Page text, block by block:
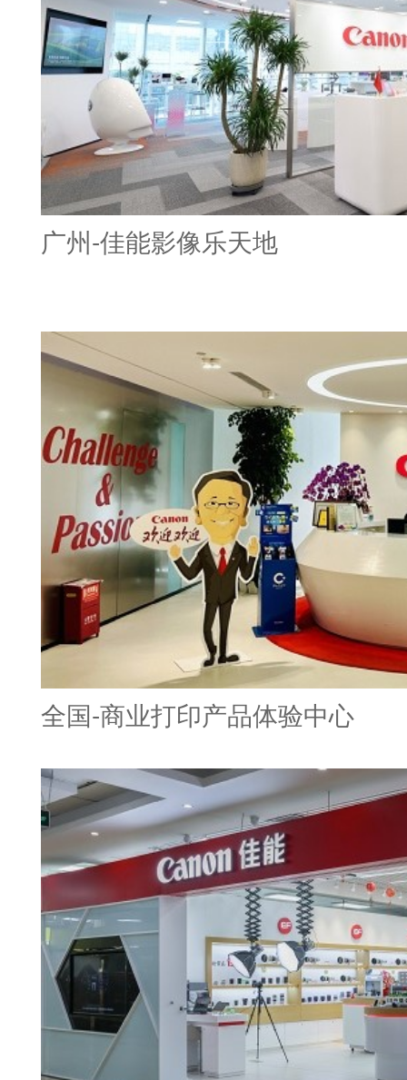
广州-佳能影像乐天地
全国-商业打印产品体验中心